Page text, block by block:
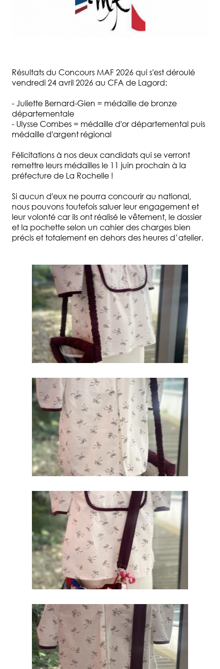
Résultats du Concours MAF 2026 qui s'est déroulé
vendredi 24 avril 2026 au CFA de Lagord:
- Juliette Bernard-Gien = médaille de bronze
départementale
- Ulysse Combes = médaille d'or départemental puis
médaille d'argent régional
Félicitations à nos deux candidats qui se verront
remettre leurs médailles le 11 juin prochain à la
préfecture de La Rochelle !
Si aucun d'eux ne pourra concourir au national,
nous pouvons toutefois saluer leur engagement et
leur volonté car ils ont réalisé le vêtement, le dossier
et la pochette selon un cahier des charges bien
précis et totalement en dehors des heures d’atelier.